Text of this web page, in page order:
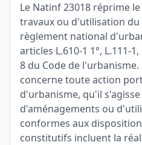
Le Natinf 23018 réprime
travaux ou d'utilisation
règlement national
articles L.610-1 1°, L.111-
8 du Code de
concerne toute action
d'urbanisme, qu'il
d'aménagements ou
conformes aux
constitutifs incluent la